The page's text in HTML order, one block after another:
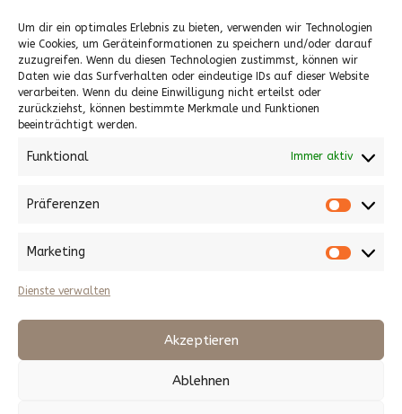
Um dir ein optimales Erlebnis zu bieten, verwenden wir Technologien
wie Cookies, um Geräteinformationen zu speichern und/oder darauf
zuzugreifen. Wenn du diesen Technologien zustimmst, können wir
Daten wie das Surfverhalten oder eindeutige IDs auf dieser Website
verarbeiten. Wenn du deine Einwilligung nicht erteilst oder
zurückziehst, können bestimmte Merkmale und Funktionen
beeinträchtigt werden.
Funktional Immer aktiv
Präferenzen
Marketing
Dienste verwalten
Akzeptieren
Ablehnen
Neueste Kommentare
Es sind keine Kommentare vorhanden.
Archive
Kategorien